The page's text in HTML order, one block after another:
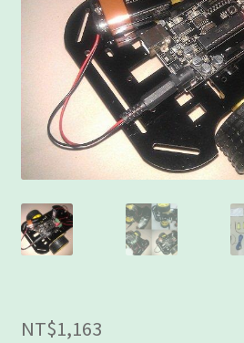
下載區1
客製工程
我的帳號
範例頁面
結帳
NT$1,163